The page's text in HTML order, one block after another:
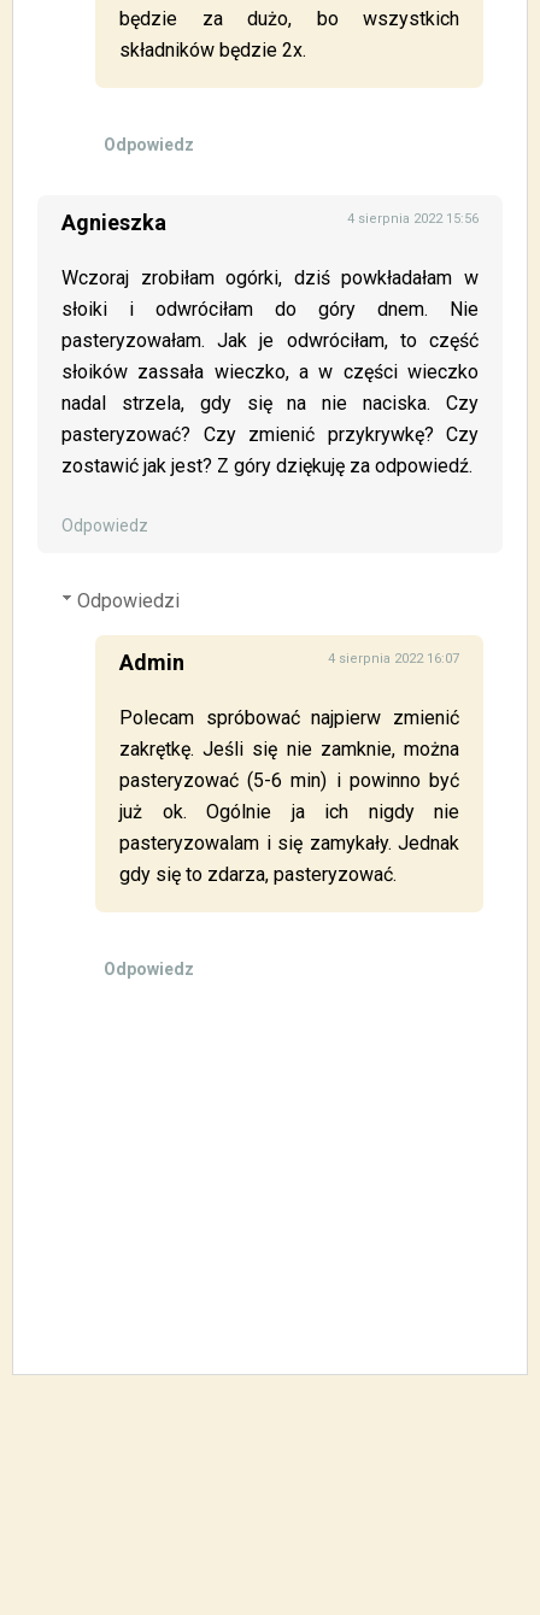
będzie za dużo, bo wszystkich
składników będzie 2x.
Odpowiedz
Agnieszka 4 sierpnia 2022 15:56
Wczoraj zrobiłam ogórki, dziś powkładałam w
słoiki i odwróciłam do góry dnem. Nie
pasteryzowałam. Jak je odwróciłam, to część
słoików zassała wieczko, a w części wieczko
nadal strzela, gdy się na nie naciska. Czy
pasteryzować? Czy zmienić przykrywkę? Czy
zostawić jak jest? Z góry dziękuję za odpowiedź.
Odpowiedz
Odpowiedzi
Admin 4 sierpnia 2022 16:07
Polecam spróbować najpierw zmienić
zakrętkę. Jeśli się nie zamknie, można
pasteryzować (5-6 min) i powinno być
już ok. Ogólnie ja ich nigdy nie
pasteryzowalam i się zamykały. Jednak
gdy się to zdarza, pasteryzować.
Odpowiedz